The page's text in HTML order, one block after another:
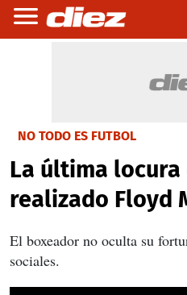
NO TODO ES FUTBOL
La última locura
realizado Floyd
El boxeador no oculta su
sociales.